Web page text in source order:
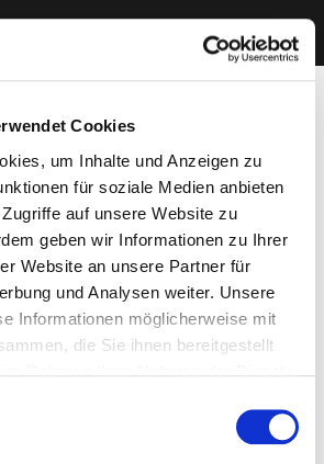
Cookies
um Inhalte und Anzeigen zu
für soziale Medien anbieten
auf unsere Website zu
geben wir Informationen zu Ihrer
Website an unsere Partner für
und Analysen weiter. Unsere
Informationen möglicherweise mit
die Sie ihnen bereitgestellt
Webseite weiterhin nutzen.